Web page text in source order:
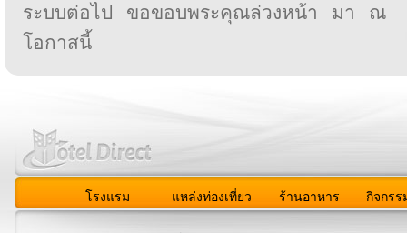
ระบบต่อไป ขอขอบพระคุณล่วงหน้า มา ณ
โอกาสนี้
โรงแรม แหล่งท่องเที่ยว ร้านอาหาร กิจกรร